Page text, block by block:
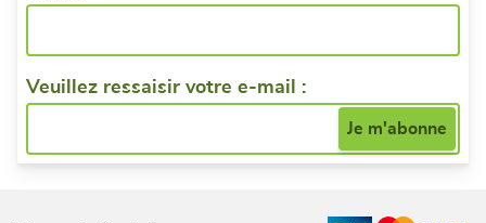
Veuillez ressaisir votre e-mail :